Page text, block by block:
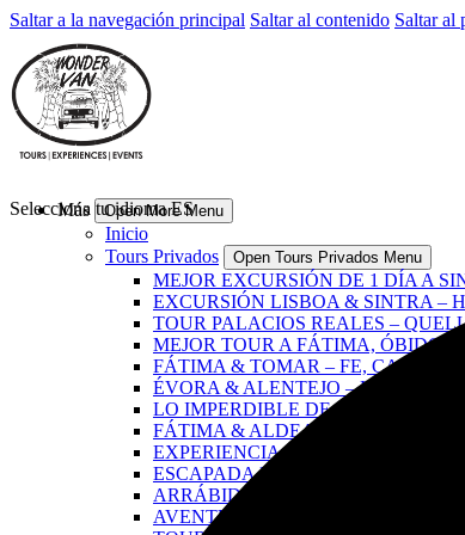
Saltar a la navegación principal Saltar al contenido Saltar al
Más Open More Menu
Inicio
Tours Privados
Open Tours Privados Menu
MEJOR EXCURSIÓN DE 1 DÍA A
EXCURSIÓN LISBOA & SINTRA –
TOUR PALACIOS REALES –
MEJOR TOUR A FÁTIMA,
FÁTIMA & TOMAR – FE,
ÉVORA & ALENTEJO – HISTORY,
LO IMPERDIBLE DE LISBOA – LA
FÁTIMA & ALDEA DE LOS
EXPERIENCIA GASTRONÓMICA
ESCAPADA POR SINTRA & LA
ARRÁBIDA, PALMELA &
AVENTURA EN JEEP POR SINTRA
Selecciona tu idioma ES